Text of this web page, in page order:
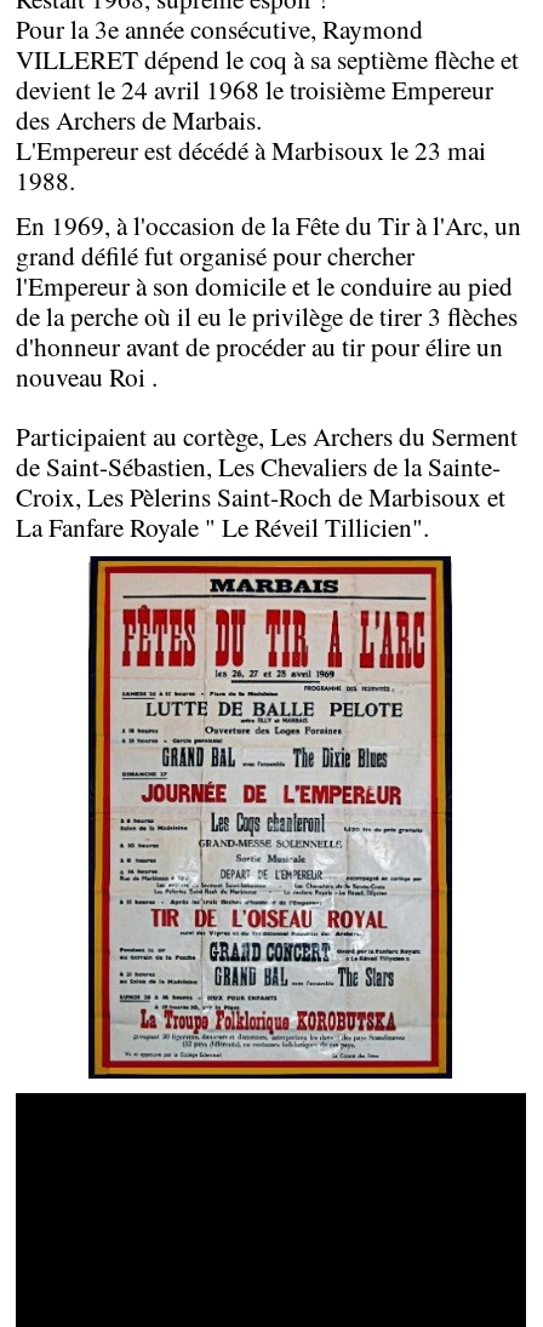
Pour la 3e année consécutive, Raymond
VILLERET dépend le coq à sa septième flèche et
devient le 24 avril 1968 le troisième Empereur
des Archers de Marbais.
L'Empereur est décédé à Marbisoux le 23 mai
1988.
En 1969, à l'occasion de la Fête du Tir à l'Arc, un
grand défilé fut organisé pour chercher
l'Empereur à son domicile et le conduire au pied
de la perche où il eu le privilège de tirer 3 flèches
d'honneur avant de procéder au tir pour élire un
nouveau Roi .
Participaient au cortège, Les Archers du Serment
de Saint-Sébastien, Les Chevaliers de la Sainte-
Croix, Les Pèlerins Saint-Roch de Marbisoux et
La Fanfare Royale " Le Réveil Tillicien".